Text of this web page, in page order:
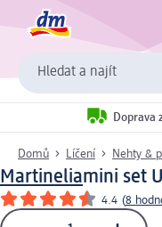
Hledat a najít
Doprava
Domů Líčení Nehty &
Martineliamini set
4.4 (8